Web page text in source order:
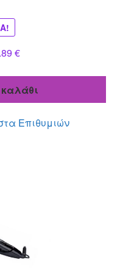
€.
€Η
είναι:
Επιθυμιών